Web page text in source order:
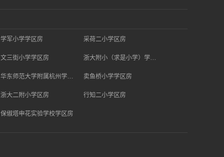
学军小学学区房 采荷二小学区房
文三街小学学区房
卖鱼桥小学学区房
浙大二附小学区房 行知二小学区房
保俶塔申花实验学校学区房